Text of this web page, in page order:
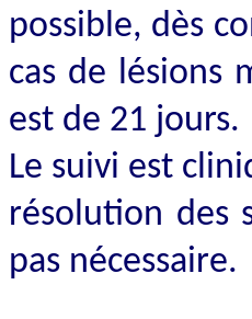
possible, dès
cas de lésions
est de 21 jours.
Le suivi est
résolution des
pas nécessaire.